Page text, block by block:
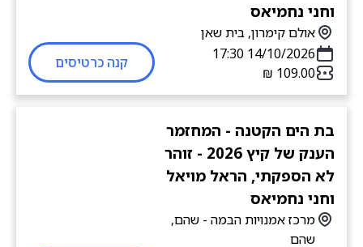
וחני נחמיאס
אולם קימרון, בית שאן
14/10/2026 17:30
קנה כרטיסים
בת הים הקטנה - המחזמר
הענק של קיץ 2026 - זוהר
לא הספקתי, הראל מויאל
וחני נחמיאס
מרכז אמנויות הבמה - שהם,
שהם